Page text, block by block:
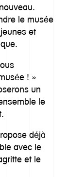
le musée
et
! »
un
le
déjà
avec le
et le